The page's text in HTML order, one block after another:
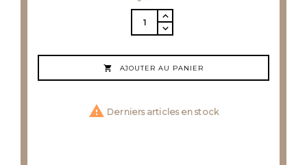
 AJOUTER AU PANIER
 Derniers articles en stock